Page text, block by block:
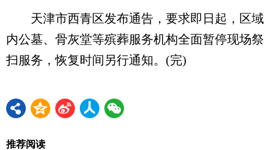
天津市西青区发布通告，要求即日起，区域
内公墓、骨灰堂等殡葬服务机构全面暂停现场祭
扫服务，恢复时间另行通知。(完)
推荐阅读